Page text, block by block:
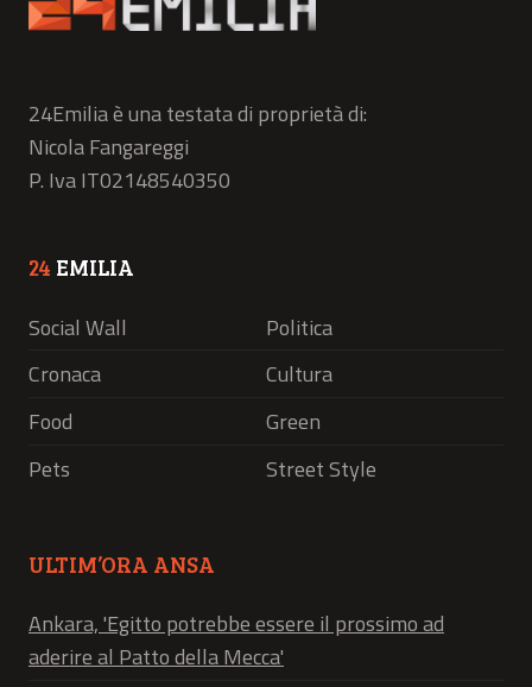
24Emilia è una testata di proprietà di:
Nicola Fangareggi
P. Iva IT02148540350
24 EMILIA
Social Wall
Politica
Cronaca
Cultura
Food
Green
Pets
Street Style
ULTIM’ORA ANSA
Ankara, 'Egitto potrebbe essere il prossimo ad
aderire al Patto della Mecca'